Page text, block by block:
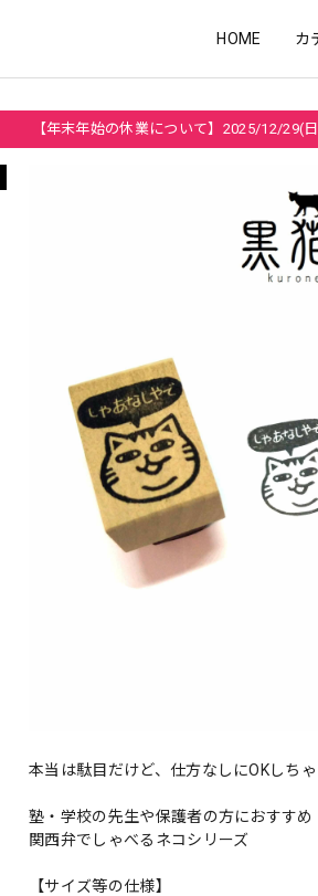
HOME カ
【年末年始の休業について】2025/12/29(
本当は駄目だけど、仕方なしにOKしち
塾・学校の先生や保護者の方におすすめ
関西弁でしゃべるネコシリーズ
【サイズ等の仕様】